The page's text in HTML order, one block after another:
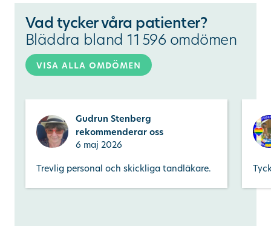
Vad tycker våra patienter?
Bläddra bland 11 596 omdömen
visa alla omdömen
Gudrun Stenberg
rekommenderar oss
6 maj 2026
Trevlig personal och skickliga tandläkare.